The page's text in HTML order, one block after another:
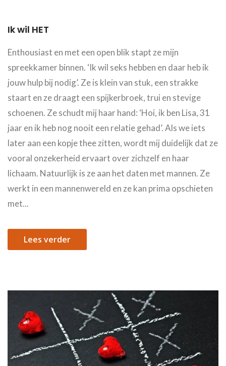
Ik wil HET
Enthousiast en met een open blik stapt ze mijn
spreekkamer binnen. ‘Ik wil seks hebben en daar heb ik
jouw hulp bij nodig’. Ze is klein van stuk, een strakke
staart en ze draagt een spijkerbroek, trui en stevige
schoenen. Ze schudt mij haar hand: ‘Hoi, ik ben Lisa, 31
jaar en ik heb nog nooit een relatie gehad’. Als we iets
later aan een kopje thee zitten, wordt mij duidelijk dat ze
vooral onzekerheid ervaart over zichzelf en haar
lichaam. Natuurlijk is ze aan het daten met mannen. Ze
werkt in een mannenwereld en ze kan prima opschieten
met...
Lees verder